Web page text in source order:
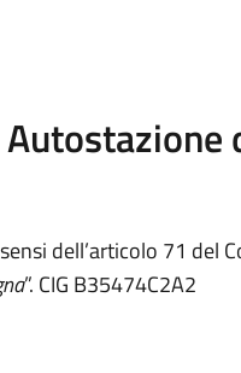
dell’articolo 71 del
”. CIG B35474C2A2